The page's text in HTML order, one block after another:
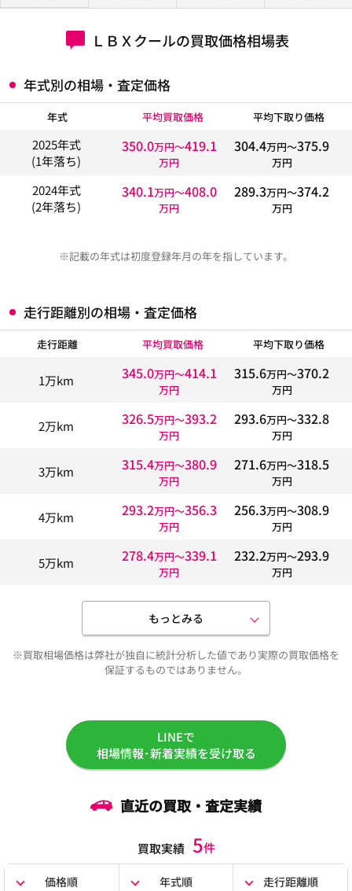
ＬＢＸクールの買取価格相場表
年式別の相場・査定価格
年式 平均買取価格 平均下取り価格
2025年式
(1年落ち)
350.0万円〜419.1
万円
304.4万円〜375.9
万円
2024年式
(2年落ち)
340.1万円〜408.0
万円
289.3万円〜374.2
万円
※記載の年式は初度登録年月の年を指しています。
走行距離別の相場・査定価格
走行距離 平均買取価格 平均下取り価格
1万km 345.0万円〜414.1
万円
315.6万円〜370.2
万円
2万km 326.5万円〜393.2
万円
293.6万円〜332.8
万円
3万km 315.4万円〜380.9
万円
271.6万円〜318.5
万円
4万km 293.2万円〜356.3
万円
256.3万円〜308.9
万円
5万km 278.4万円〜339.1
万円
232.2万円〜293.9
万円
もっとみる
※買取相場価格は弊社が独自に統計分析した値であり実際の買取価格を
保証するものではありません。
LINEで
相場情報･新着実績を受け取る
直近の買取・査定実績
買取実績 5件
価格順 年式順 走行距離順